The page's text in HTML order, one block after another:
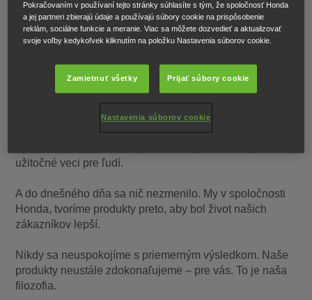
Žiť svoj sen
V roku 1947 Soichiro Honda pripojil k bicyklu pomocný
motor umožňujúci cestovanie na dlhšie vzdialenosti.
užitočné veci pre ľudí.
A do dnešného dňa sa nič nezmenilo. My v spoločnosti
Honda, tvoríme produkty preto, aby bol život našich
zákazníkov lepší.
Nikdy sa neuspokojíme s priemerným výsledkom. Naše
produkty neustále zdokonaľujeme – pre vás. To je naša
filozofia.
Pokračovaním v používaní tejto stránky súhlasíte s tým, že spoločnosť Honda
a jej partneri zbierajú údaje a používajú súbory cookie na prispôsobenie
reklám, sociálne funkcie a meranie. Viac sa môžete dozvedieť a aktualizovať
svoje voľby kedykoľvek kliknutím na položku Nastavenia súborov cookie.
Zamietnuť všetky Prijať súbory cookie
Nastavenia súborov cookie